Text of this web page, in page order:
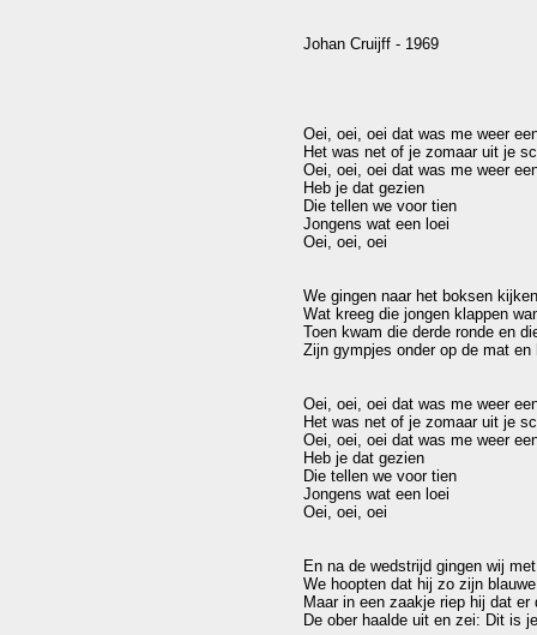
Johan Cruijff - 1969
Oei, oei, oei dat was me weer
Het was net of je zomaar uit je
Oei, oei, oei dat was me weer
Heb je dat gezien
Die tellen we voor tien
Jongens wat een loei
Oei, oei, oei
We gingen naar het boksen
Wat kreeg die jongen klappen
Toen kwam die derde ronde en
Zijn gympjes onder op de mat en
Oei, oei, oei dat was me weer
Het was net of je zomaar uit je
Oei, oei, oei dat was me weer
Heb je dat gezien
Die tellen we voor tien
Jongens wat een loei
Oei, oei, oei
En na de wedstrijd gingen wij
We hoopten dat hij zo zijn
Maar in een zaakje riep hij dat er
De ober haalde uit en zei: Dit is